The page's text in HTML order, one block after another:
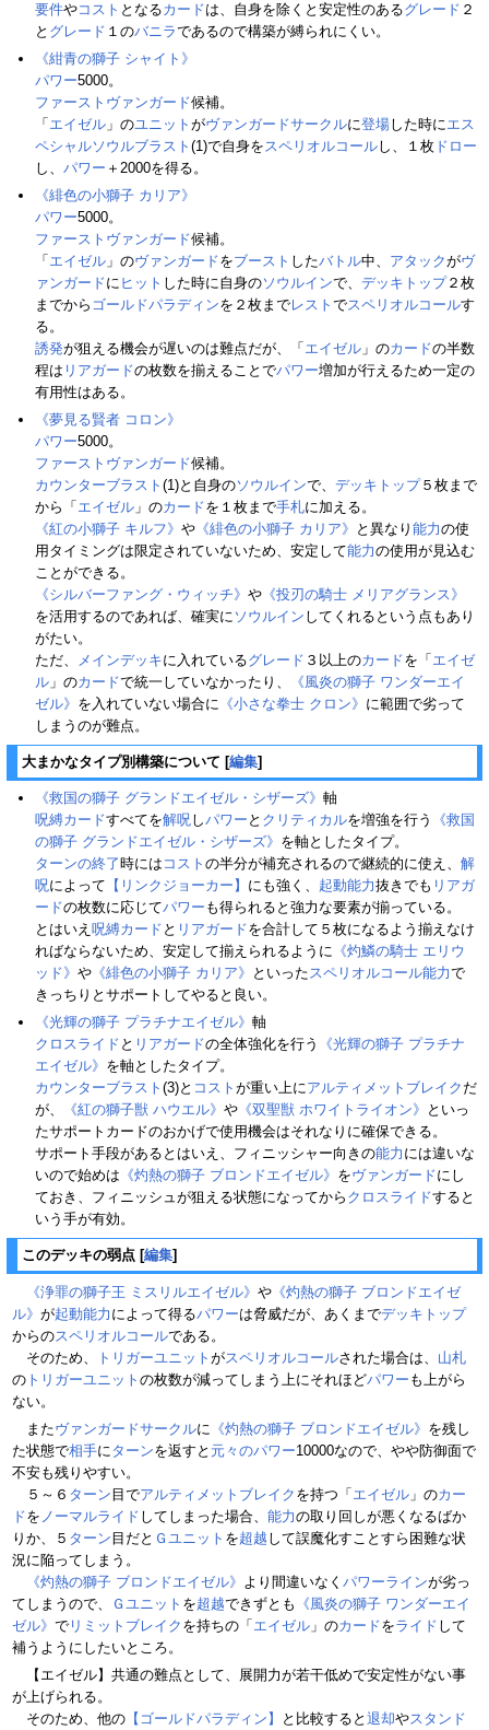
要件やコスト となるカードは、自身を除くと安定性のあるグレード ２
と グレード １のバニラであるので構築が縛られにくい。
《紺青の獅子 シャイト》
パワー5000。
ファーストヴァンガード候補。
「 エイゼル 」のユニット がヴァンガードサークルに登場した時にエス
ペシャルソウルブラスト (1)で自身をスペリオルコールし、１枚 ドロー
し、 パワー ＋2000を得る。
《緋色の小獅子 カリア》
パワー5000。
ファーストヴァンガード候補。
「 エイゼル 」のヴァンガードをブースト したバトル中、 アタックがヴ
ァンガードに ヒット した時に自身のソウルインで、 デッキトップ２枚
までから ゴールドパラディンを２枚までレスト でスペリオルコールす
る。
誘発が狙える機会が遅いのは難点だが、「 エイゼル 」のカードの半数
程は リアガードの枚数を揃えることでパワー増加が行えるため一定の
有用性はある。
《夢見る賢者 コロン》
パワー5000。
ファーストヴァンガード候補。
カウンターブラスト (1)と自身のソウルインで、 デッキトップ５枚まで
から「 エイゼル 」のカードを１枚まで手札に加える。
《紅の小獅子 キルフ》 や 《緋色の小獅子 カリア》 と異なり 能力の使
用タイミングは限定されていないため、安定して能力の使用が見込む
ことができる。
《シルバーファング・ウィッチ》 や 《投刃の騎士 メリアグランス》
を活用するのであれば、確実に ソウルイン してくれるという点もあり
がたい。
ただ、
メインデッキに入れているグレード ３以上のカードを「 エイゼ
ル 」のカードで統一していなかったり、
《風炎の獅子 ワンダーエイ
ゼル》 を入れていない場合に 《小さな拳士 クロン》 に範囲で劣って
しまうのが難点。
大まかなタイプ別構築について [編集]
《救国の獅子 グランドエイゼル・シザーズ》 軸
呪縛カードすべてを解呪しパワー と クリティカルを増強を行う
《救国
の獅子 グランドエイゼル・シザーズ》 を軸としたタイプ。
ターンの終了時には コスト の半分が補充されるので継続的に使え、 解
呪によって 【リンクジョーカー】 にも強く、 起動能力抜きでも リアガ
ードの枚数に応じてパワー も得られると強力な要素が揃っている。
とはいえ 呪縛カード と リアガードを合計して５枚になるよう揃えなけ
ればならないため、安定して揃えられるように 《灼鱗の騎士 エリウ
ッド》 や 《緋色の小獅子 カリア》 といったスペリオルコール能力で
きっちりとサポートしてやると良い。
《光輝の獅子 プラチナエイゼル》 軸
クロスライド と リアガードの全体強化を行う
《光輝の獅子 プラチナ
エイゼル》 を軸としたタイプ。
カウンターブラスト (3)と コスト が重い上にアルティメットブレイク だ
が、
《紅の獅子獣 ハウエル》 や 《双聖獣 ホワイトライオン》 といっ
たサポートカードのおかげで使用機会はそれなりに確保できる。
サポート手段があるとはいえ、フィニッシャー向きの能力 には違いな
いので始めは 《灼熱の獅子 ブロンドエイゼル》 をヴァンガードにし
ておき、フィニッシュが狙える状態になってから クロスライドすると
いう手が有効。
このデッキの弱点 [編集]
《浄罪の獅子王 ミスリルエイゼル》 や 《灼熱の獅子 ブロンドエイゼ
ル》 が起動能力 によって得るパワーは脅威だが、あくまでデッキトップ
からのスペリオルコールである。
そのため、
トリガーユニット がスペリオルコールされた場合は、 山札
の トリガーユニット の枚数が減ってしまう上にそれほどパワー も上がら
ない。
またヴァンガードサークルに 《灼熱の獅子 ブロンドエイゼル》 を残し
た状態で相手にターンを返すと 元々のパワー10000なので、やや防御面で
不安も残りやすい。
５～６ ターン目でアルティメットブレイク を持つ「エイゼル 」のカー
ドを ノーマルライド してしまった場合、 能力の取り回しが悪くなるばか
りか、５ ターン目だと Ｇユニット を超越 して誤魔化すことすら困難な状
況に陥ってしまう。
《灼熱の獅子 ブロンドエイゼル》 より間違いなく パワーラインが劣っ
てしまうので、
Ｇユニット を超越できずとも 《風炎の獅子 ワンダーエイ
ゼル》 で リミットブレイク を持ちの「エイゼル 」のカードをライド して
補うようにしたいところ。
【エイゼル】共通の難点として、展開力が若干低めで安定性がない事
が上げられる。
そのため、他の 【ゴールドパラディン】 と比較すると 退却やスタンド